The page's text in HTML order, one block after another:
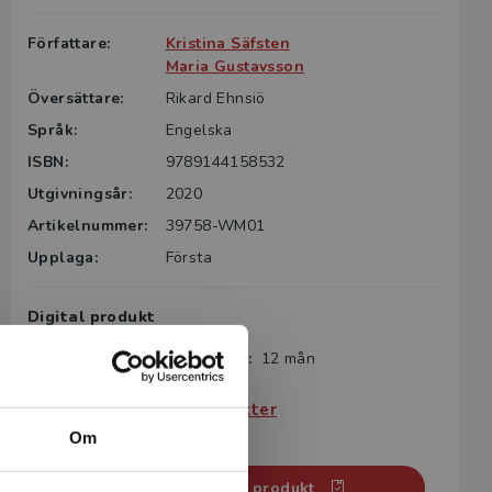
Om
Författare:
Kristina Säfsten
Maria Gustavsson
Översättare:
Rikard Ehnsiö
Språk:
Engelska
ISBN:
9789144158532
Utgivningsår:
2020
Artikelnummer:
39758-WM01
Upplaga:
Första
Digital produkt
Giltighetstid från aktivering: 12 mån
Köp- och leveransvillkor
Villkor för digitala produkter
Systemkrav